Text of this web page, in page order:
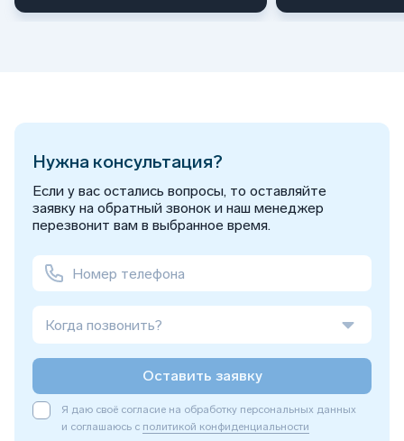
Нужна консультация?
Если у вас остались вопросы, то оставляйте
заявку на обратный звонок и наш менеджер
перезвонит вам в выбранное время.
Когда позвонить?
Оставить заявку
Я даю своё согласие на обработку персональных данных
и соглашаюсь с политикой конфиденциальности